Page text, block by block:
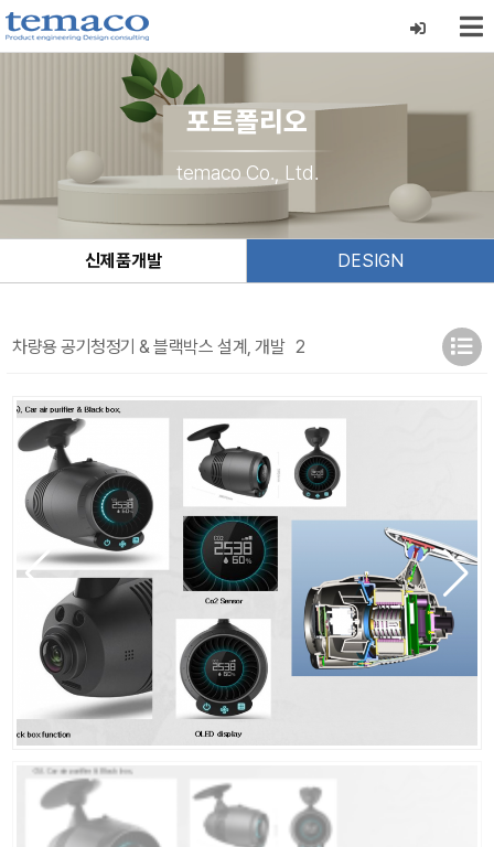
포트폴리오
temaco Co., Ltd.
신제품개발 DESIGN
차량용 공기청정기 & 블랙박스 설계, 개발 2